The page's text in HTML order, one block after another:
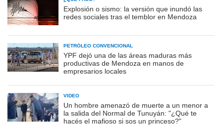
Explosión o sismo: la versión que inundó las
redes sociales tras el temblor en Mendoza
PETRÓLEO CONVENCIONAL
YPF dejó una de las áreas maduras más
productivas de Mendoza en manos de
empresarios locales
VIDEO
Un hombre amenazó de muerte a un menor a
la salida del Normal de Tunuyán: "¿Qué te
hacés el mafioso si sos un princeso?"